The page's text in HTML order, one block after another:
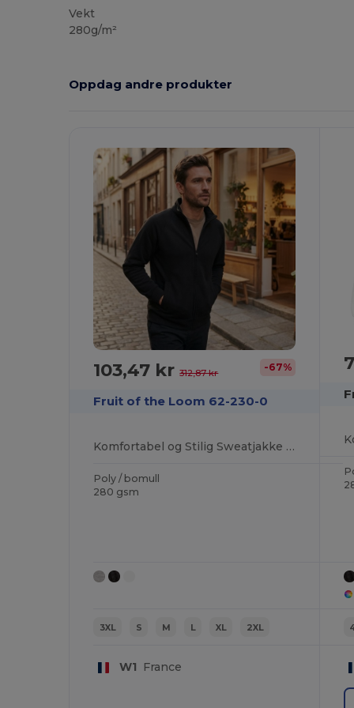
Vekt
280g/m²
Oppdag andre produkter
103,47 kr312,87 kr -67%
Fruit of the Loom 62-230-0
Komfortabel og Stilig Sweatjakke for Hverdagsbruk
Poly / bomull
280 gsm
3XL S M L XL 2XL
W1 France